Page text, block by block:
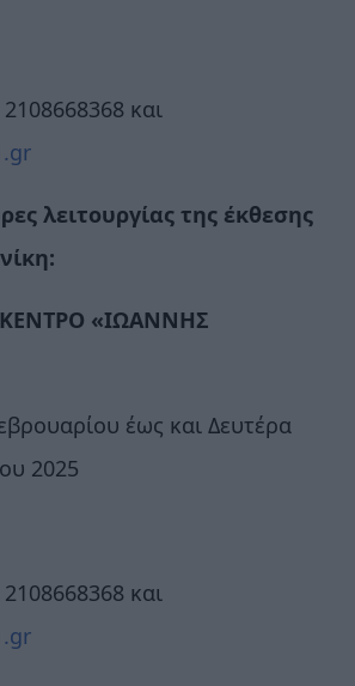
και
λειτουργίας της έκθεσης
«ΙΩΑΝΝΗΣ
έως και Δευτέρα
2025
και